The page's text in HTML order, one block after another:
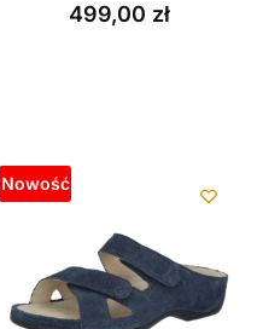
499,00 zł
Nowość